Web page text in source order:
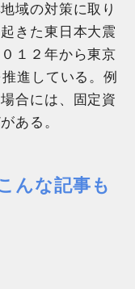
域の対策に取り
きた東日本大震
１２年から東京
進している。例
合には、固定資
ある。
んな記事も